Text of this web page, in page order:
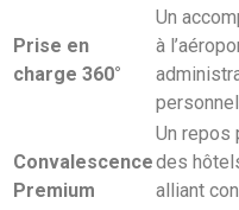
Prise en
charge 360°
Un
à
Convalescence
Premium
Un repos
des
alliant